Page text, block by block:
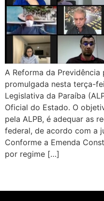
A Reforma da
promulgada nesta terça-
Legislativa da Paraíba
Oficial do Estado. O
pela ALPB, é adequar as
federal, de acordo com a
Conforme a Emenda
por regime […]